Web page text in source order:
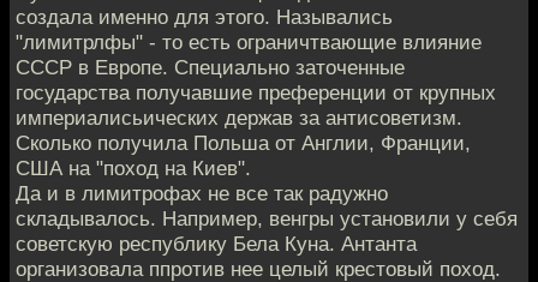
создала именно для этого. Назывались
"лимитрлфы" - то есть ограничтвающие влияние
СССР в Европе. Специально заточенные
государства получавшие преференции от крупных
империалисьических держав за антисоветизм.
Сколько получила Польша от Англии, Франции,
США на "поход на Киев".
Да и в лимитрофах не все так радужно
складывалось. Например, венгры установили у себя
советскую республику Бела Куна. Антанта
организовала ппротив нее целый крестовый поход.